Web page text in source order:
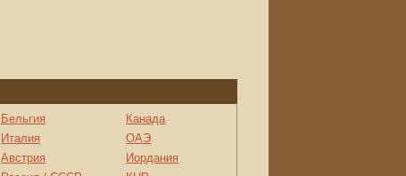
Бельгия
Италия
Австрия
Канада
ОАЭ
Иордания